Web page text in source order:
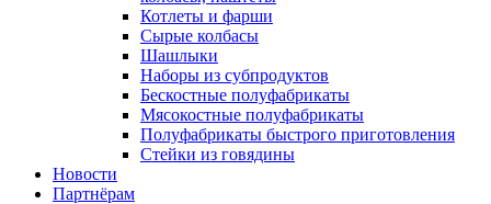
Котлеты и фарши
Сырые колбасы
Шашлыки
Наборы из субпродуктов
Бескостные полуфабрикаты
Мясокостные полуфабрикаты
Полуфабрикаты быстрого приготовления
Стейки из говядины
Новости
Партнёрам